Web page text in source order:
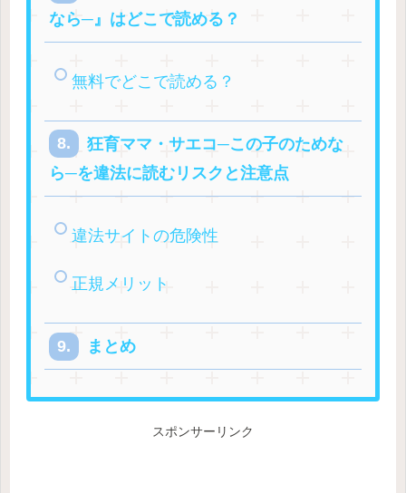
なら─』はどこで読める？
無料でどこで読める？
狂育ママ・サエコ─この子のためな
ら─を違法に読むリスクと注意点
違法サイトの危険性
正規メリット
まとめ
スポンサーリンク